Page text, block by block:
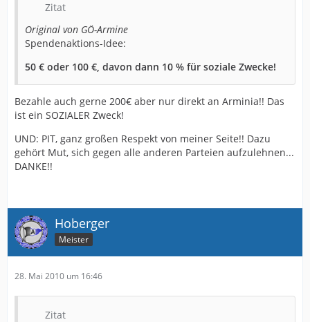
Zitat
Original von GÖ-Armine
Spendenaktions-Idee:
50 € oder 100 €, davon dann 10 % für soziale Zwecke!
Bezahle auch gerne 200€ aber nur direkt an Arminia!! Das
ist ein SOZIALER Zweck!
UND: PIT, ganz großen Respekt von meiner Seite!! Dazu
gehört Mut, sich gegen alle anderen Parteien aufzulehnen...
DANKE!!
Hoberger
Meister
28. Mai 2010 um 16:46
Zitat